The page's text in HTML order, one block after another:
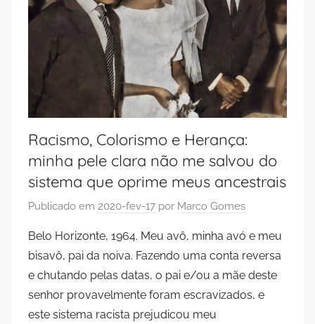
Racismo, Colorismo e Herança:
minha pele clara não me salvou do
sistema que oprime meus ancestrais
Publicado em 2020-fev-17 por Marco Gomes
Belo Horizonte, 1964. Meu avô, minha avó e meu
bisavô, pai da noiva. Fazendo uma conta reversa
e chutando pelas datas, o pai e/ou a mãe deste
senhor provavelmente foram escravizados, e
este sistema racista prejudicou meu